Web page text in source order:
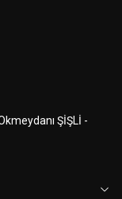
ŞİŞLİ -